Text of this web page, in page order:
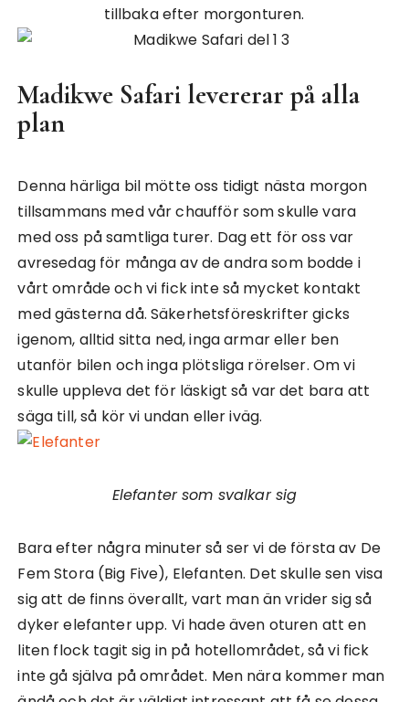
tillbaka efter morgonturen.
Madikwe Safari levererar på alla
plan
Denna härliga bil mötte oss tidigt nästa morgon
tillsammans med vår chaufför som skulle vara
med oss på samtliga turer. Dag ett för oss var
avresedag för många av de andra som bodde i
vårt område och vi fick inte så mycket kontakt
med gästerna då. Säkerhetsföreskrifter gicks
igenom, alltid sitta ned, inga armar eller ben
utanför bilen och inga plötsliga rörelser. Om vi
skulle uppleva det för läskigt så var det bara att
säga till, så kör vi undan eller iväg.
Elefanter som svalkar sig
Bara efter några minuter så ser vi de första av De
Fem Stora (Big Five), Elefanten. Det skulle sen visa
sig att de finns överallt, vart man än vrider sig så
dyker elefanter upp. Vi hade även oturen att en
liten flock tagit sig in på hotellområdet, så vi fick
inte gå själva på området. Men nära kommer man